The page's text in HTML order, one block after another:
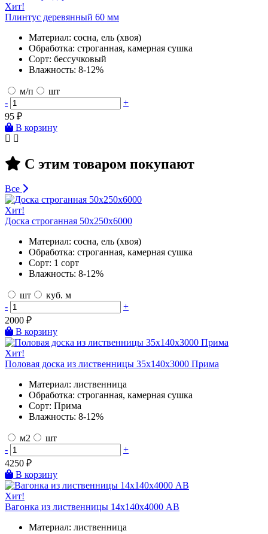
Хит!
Плинтус деревянный 60 мм
Материал: сосна, ель (хвоя)
Обработка: строганная, камерная сушка
Сорт: бессучковый
Влажность: 8-12%
м/п
шт
-
+
95 ₽
В корзину
С этим товаром покупают
Все
Хит!
Доска строганная 50х250х6000
Материал: сосна, ель (хвоя)
Обработка: строганная, камерная сушка
Сорт: 1 сорт
Влажность: 8-12%
шт
куб. м
-
+
2000 ₽
В корзину
Хит!
Половая доска из лиственницы 35х140х3000 Прима
Материал: лиственница
Обработка: строганная, камерная сушка
Сорт: Прима
Влажность: 8-12%
м2
шт
-
+
4250 ₽
В корзину
Хит!
Вагонка из лиственницы 14х140х4000 AB
Материал: лиственница